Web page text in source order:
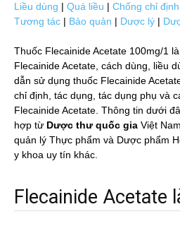
Liều dùng | Quá liều | Chống chỉ định
Tương tác | Bảo quản | Dược lý |
Thuốc Flecainide Acetate 100mg/1
Flecainide Acetate, cách dùng, liều
dẫn sử dụng thuốc Flecainide
chỉ định, tác dụng, tác dụng phụ và
Flecainide Acetate. Thông tin dưới
hợp từ Dược thư quốc gia Việt
quản lý Thực phẩm và Dược phẩm
y khoa uy tín khác.
Flecainide Acetate